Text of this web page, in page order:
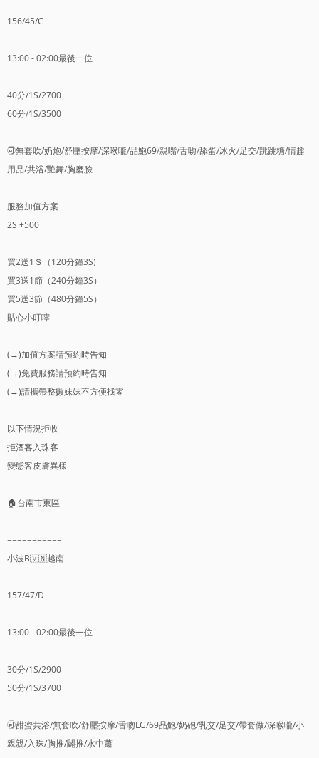
156/45/C
13:00 - 02:00最後一位
40分/1S/2700
60分/1S/3500
🉑️無套吹/奶炮/舒壓按摩/深喉嚨/品鮑69/親嘴/舌吻/舔蛋/冰火/足交/跳跳糖/情趣
用品/共浴/艷舞/胸磨臉
服務加值方案
2S +500
買2送1Ｓ（120分鐘3S)
買3送1節（240分鐘3S）
買5送3節（480分鐘5S）
貼心小叮嚀
(→)加值方案請預約時告知
(→)免費服務請預約時告知
(→)請攜帶整數妹妹不方便找零
以下情況拒收
拒酒客入珠客
變態客皮膚異樣
🏠台南市東區
===========
小波B🇻🇳越南
157/47/D
13:00 - 02:00最後一位
30分/1S/2900
50分/1S/3700
🉑️甜蜜共浴/無套吹/舒壓按摩/舌吻LG/69品鮑/奶砲/乳交/足交/帶套做/深喉嚨/小
親親/入珠/胸推/闢推/水中蕭